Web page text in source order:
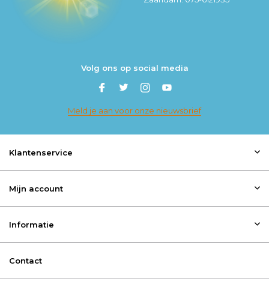
Volg ons op social media
Meld je aan voor onze nieuwsbrief
Klantenservice
Mijn account
Informatie
Contact